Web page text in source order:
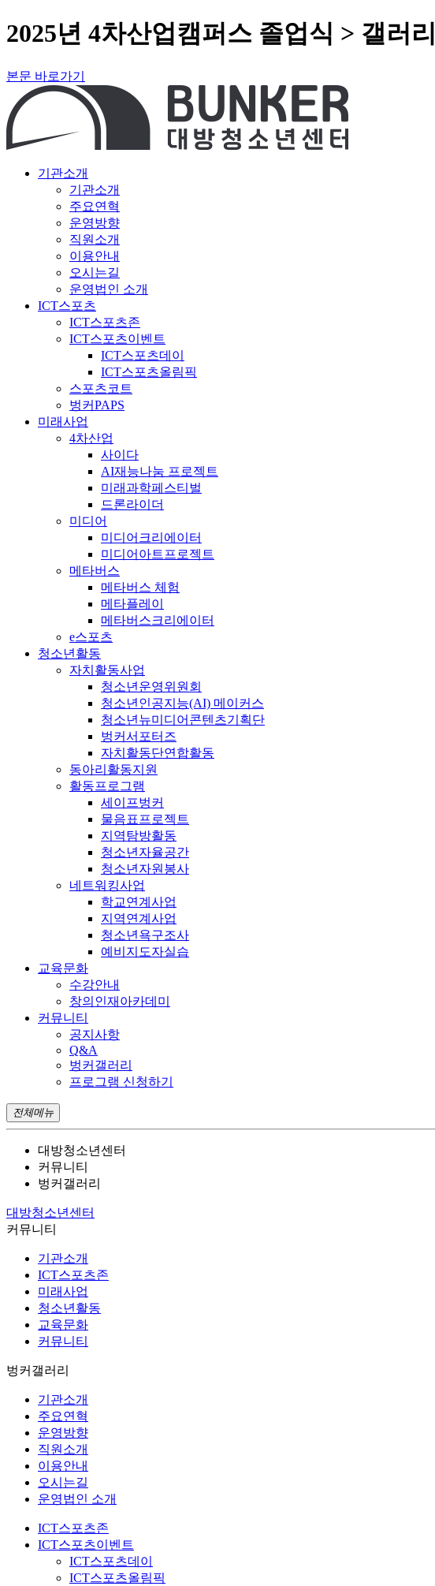
2025년 4차산업캠퍼스 졸업식 > 갤러리
본문 바로가기
기관소개
기관소개
주요연혁
운영방향
직원소개
이용안내
오시는길
운영법인 소개
ICT스포츠
ICT스포츠존
ICT스포츠이벤트
ICT스포츠데이
ICT스포츠올림픽
스포츠코트
벙커PAPS
미래사업
4차산업
사이다
AI재능나눔 프로젝트
미래과학페스티벌
드론라이더
미디어
미디어크리에이터
미디어아트프로젝트
메타버스
메타버스 체험
메타플레이
메타버스크리에이터
e스포츠
청소년활동
자치활동사업
청소년운영위원회
청소년인공지능(AI) 메이커스
청소년뉴미디어콘텐츠기획단
벙커서포터즈
자치활동단연합활동
동아리활동지원
활동프로그램
세이프벙커
물음표프로젝트
지역탐방활동
청소년자율공간
청소년자원봉사
네트워킹사업
학교연계사업
지역연계사업
청소년욕구조사
예비지도자실습
교육문화
수강안내
창의인재아카데미
커뮤니티
공지사항
Q&A
벙커갤러리
프로그램 신청하기
전체메뉴
대방청소년센터
커뮤니티
벙커갤러리
대방청소년센터
커뮤니티
기관소개
ICT스포츠존
미래사업
청소년활동
교육문화
커뮤니티
벙커갤러리
기관소개
주요연혁
운영방향
직원소개
이용안내
오시는길
운영법인 소개
ICT스포츠존
ICT스포츠이벤트
ICT스포츠데이
ICT스포츠올림픽